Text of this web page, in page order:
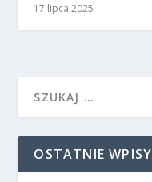
17 lipca 2025
OSTATNIE WPISY